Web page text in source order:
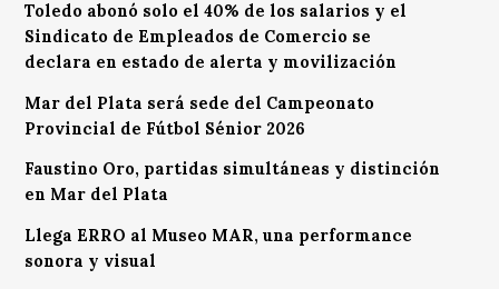
Toledo abonó solo el 40% de los salarios y el
Sindicato de Empleados de Comercio se
declara en estado de alerta y movilización
Mar del Plata será sede del Campeonato
Provincial de Fútbol Sénior 2026
Faustino Oro, partidas simultáneas y distinción
en Mar del Plata
Llega ERRO al Museo MAR, una performance
sonora y visual